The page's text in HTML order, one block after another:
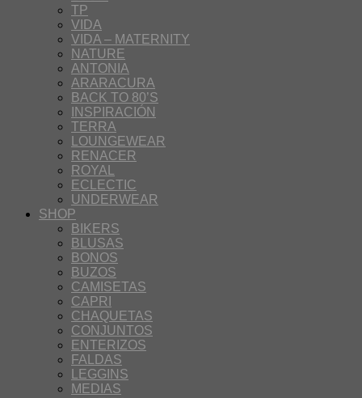
TP
VIDA
VIDA – MATERNITY
NATURE
ANTONIA
ARARACURA
BACK TO 80’S
INSPIRACIÓN
TERRA
LOUNGEWEAR
RENACER
ROYAL
ECLECTIC
UNDERWEAR
SHOP
BIKERS
BLUSAS
BONOS
BUZOS
CAMISETAS
CAPRI
CHAQUETAS
CONJUNTOS
ENTERIZOS
FALDAS
LEGGINS
MEDIAS